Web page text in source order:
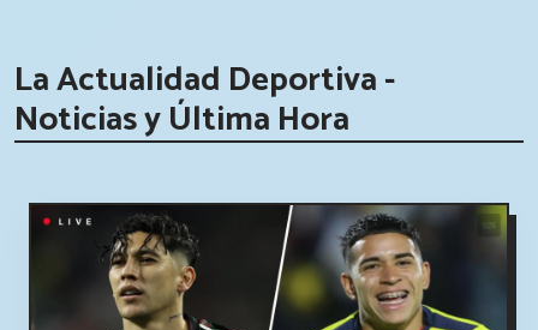
La Actualidad Deportiva -
Noticias y Última Hora